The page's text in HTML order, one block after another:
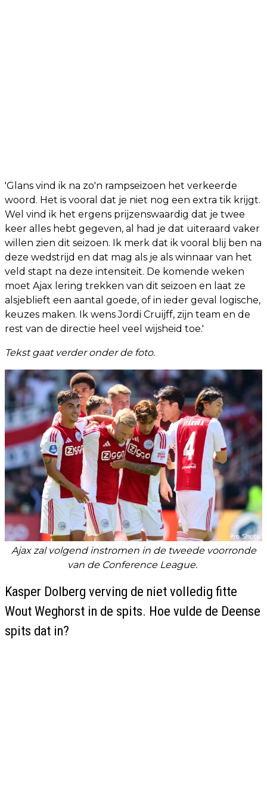
'Glans vind ik na zo'n rampseizoen het verkeerde
woord. Het is vooral dat je niet nog een extra tik krijgt.
Wel vind ik het ergens prijzenswaardig dat je twee
keer alles hebt gegeven, al had je dat uiteraard vaker
willen zien dit seizoen. Ik merk dat ik vooral blij ben na
deze wedstrijd en dat mag als je als winnaar van het
veld stapt na deze intensiteit. De komende weken
moet Ajax lering trekken van dit seizoen en laat ze
alsjeblieft een aantal goede, of in ieder geval logische,
keuzes maken. Ik wens Jordi Cruijff, zijn team en de
rest van de directie heel veel wijsheid toe.'
Tekst gaat verder onder de foto.
Ajax zal volgend instromen in de tweede voorronde
van de Conference League.
Kasper Dolberg verving de niet volledig fitte
Wout Weghorst in de spits. Hoe vulde de Deense
spits dat in?